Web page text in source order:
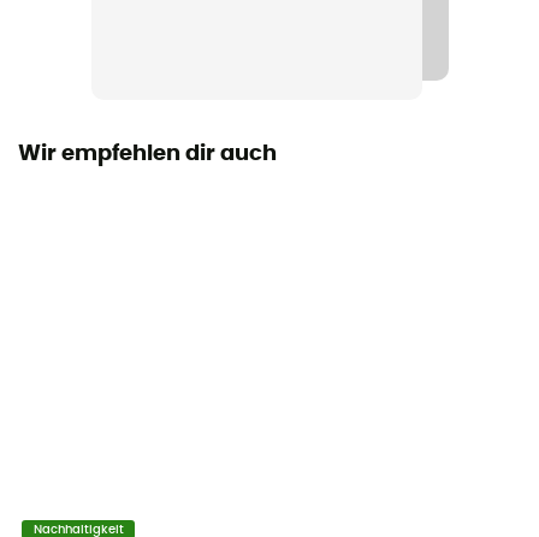
Wir empfehlen dir auch
Nachhaltigkeit